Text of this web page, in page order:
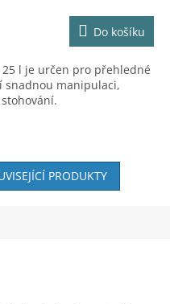
Do košíku
l je určen pro přehledné
snadnou manipulaci,
PRODUKTY